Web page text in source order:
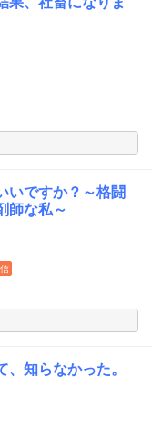
いですか？～格闘
師な私～
知らなかった。